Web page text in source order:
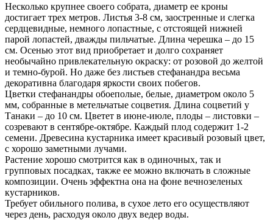
Несколько крупнее своего собрата, диаметр ее кроны
достигает трех метров. Листья 3-8 см, заостренные и слегка
сердцевидные, немного лопастные, с отстоящей нижней
парой лопастей, дважды пильчатые. Длина черешка – до 15
см. Осенью этот вид приобретает и долго сохраняет
необычайно привлекательную окраску: от розовой до желтой
и темно-бурой. Но даже без листьев стефанандра весьма
декоративна благодаря яркости своих побегов.
Цветки стефанандры обоеполые, белые, диаметром около 5
мм, собранные в метельчатые соцветия. Длина соцветий у
Танаки – до 10 см. Цветет в июне-июле, плоды – листовки –
созревают в сентябре-октябре. Каждый плод содержит 1-2
семени. Древесина кустарника имеет красивый розовый цвет,
с хорошо заметными лучами.
Растение хорошо смотрится как в одиночных, так и
групповых посадках, также ее можно включать в сложные
композиции. Очень эффектна она на фоне вечнозеленых
кустарников.
Требует обильного полива, в сухое лето его осуществляют
через день, расходуя около двух ведер воды.